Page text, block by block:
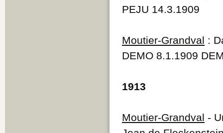
PEJU 14.3.1909
Moutier-Grandval :
DEMO 8.1.1909
1913
Moutier-Grandval -